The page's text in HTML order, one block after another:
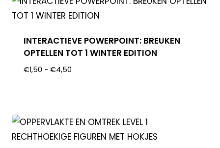
INTERACTIEVE POWERPOINT: BREUKEN
OPTELLEN TOT 1 WINTER EDITION
€1,50 - €4,50